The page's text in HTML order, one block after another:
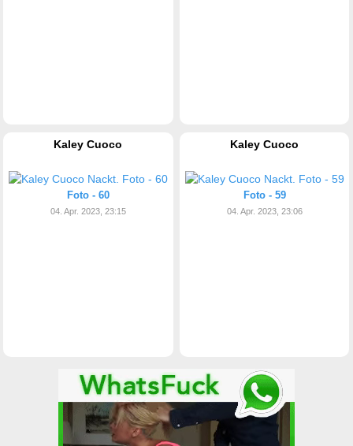
Kaley Cuoco
Foto - 60
04. Apr. 2023, 23:15
Kaley Cuoco
Foto - 59
04. Apr. 2023, 23:06